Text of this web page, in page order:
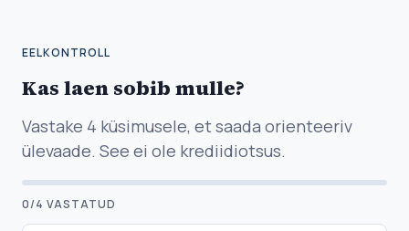
EELKONTROLL
Kas laen sobib mulle?
Vastake 4 küsimusele, et saada orienteeriv
ülevaade. See ei ole krediidiotsus.
0/4 VASTATUD